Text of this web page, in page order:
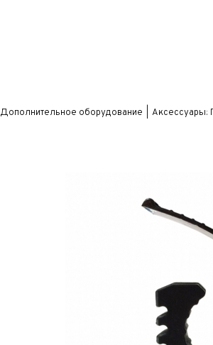
Дополнительное оборудование Аксессуары: